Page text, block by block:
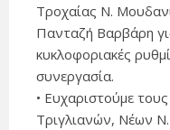
Τροχαίας Ν.
Πανταζή Βαρβάρη
κυκλοφοριακές
συνεργασία.
• Ευχαριστούμε
Τριγλιανών, Νέων